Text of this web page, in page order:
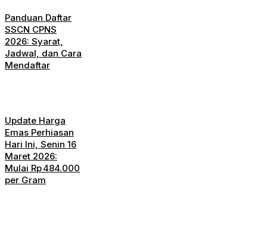
Panduan Daftar
SSCN CPNS
2026: Syarat,
Jadwal, dan Cara
Mendaftar
Update Harga
Emas Perhiasan
Hari Ini, Senin 16
Maret 2026:
Mulai Rp 484.000
per Gram